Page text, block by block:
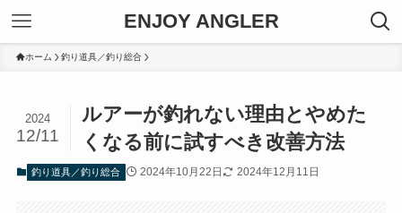
ENJOY ANGLER
ホーム 釣り道具／釣り総合
ルアーが釣れない理由とやめた
くなる前に試すべき改善方法
2024
12/11
釣り道具／釣り総合 2024年10月22日 2024年12月11日